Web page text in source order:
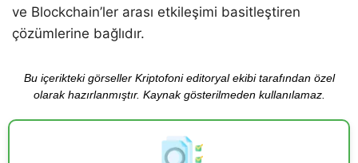
ve Blockchain’ler arası etkileşimi basitleştiren
çözümlerine bağlıdır.
Bu içerikteki görseller Kriptofoni editoryal ekibi tarafından özel
olarak hazırlanmıştır. Kaynak gösterilmeden kullanılamaz.